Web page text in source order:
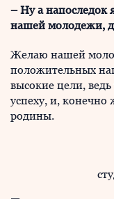
– Ну а напоследок
нашей молодежи,
Желаю нашей
положительных
высокие цели,
успеху, и, конечно
родины.